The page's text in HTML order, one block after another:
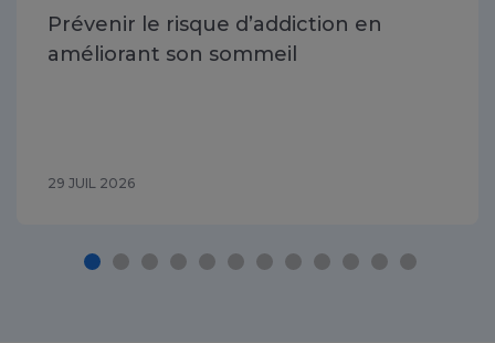
Prévenir le risque d’addiction en
améliorant son sommeil
29 JUIL 2026